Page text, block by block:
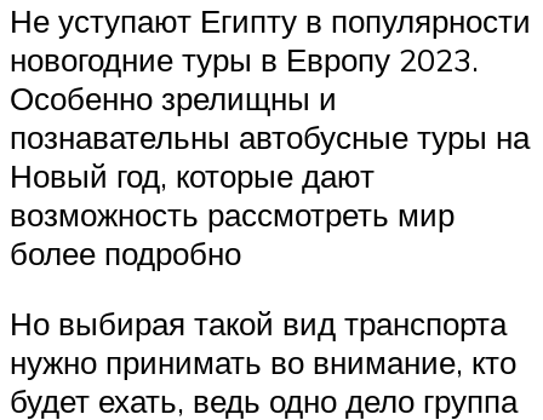
Не уступают Египту в популярности
новогодние туры в Европу 2023.
Особенно зрелищны и
познавательны автобусные туры на
Новый год, которые дают
возможность рассмотреть мир
более подробно
Но выбирая такой вид транспорта
нужно принимать во внимание, кто
будет ехать, ведь одно дело группа